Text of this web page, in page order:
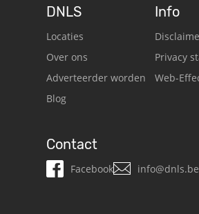
DNLS
Locaties
Over ons
Adverteerder worden
Blog
Info
Privacy
Web-
Contact
Facebook info@dnls.be